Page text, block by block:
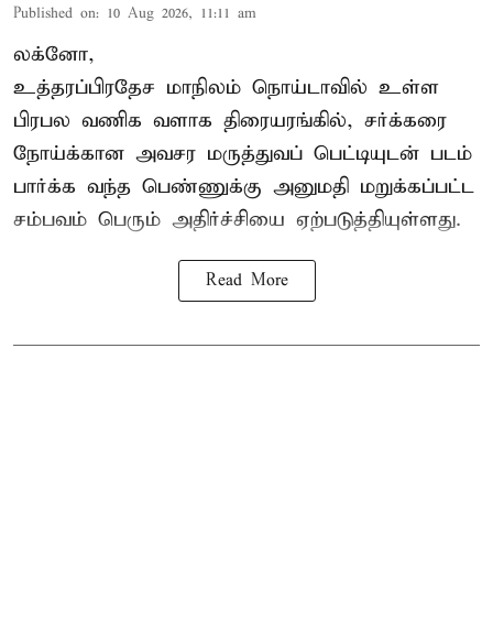
Published on: 10 Aug 2026, 11:11 am
லக்னோ,
உத்தரப்பிரதேச மாநிலம் நொய்டாவில் உள்ள
பிரபல வணிக வளாக திரையரங்கில், சர்க்கரை
நோய்க்கான அவசர மருத்துவப் பெட்டியுடன் படம்
பார்க்க வந்த பெண்ணுக்கு அனுமதி மறுக்கப்பட்ட
சம்பவம் பெரும் அதிர்ச்சியை ஏற்படுத்தியுள்ளது.
Read More